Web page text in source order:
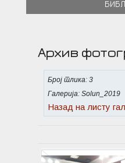
Архив
Број слика: 3
Галерија: Solun_2019
Назад на листу